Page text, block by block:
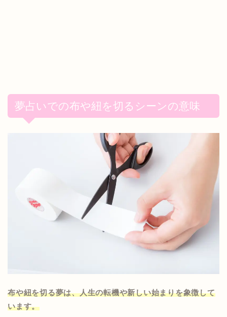
夢占いでの布や紐を切るシーンの意味
布や紐を切る夢は、人生の転機や新しい始まりを象徴して
います。